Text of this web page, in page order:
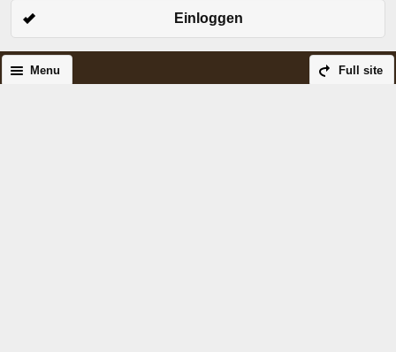
Einloggen
Full site
Menu